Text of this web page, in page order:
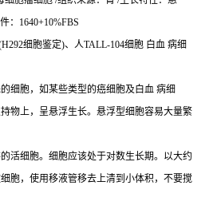
：1640+10%FBS
细胞鉴定)、人TALL-104细胞 白血 病细
细胞，如某些类型的癌细胞及白血 病细
物上，呈悬浮生长。悬浮型细胞容易大量繁
活细胞。细胞应该处于对数生长期。以大约
胞，使用移液管移去上清到小体积，不要搅